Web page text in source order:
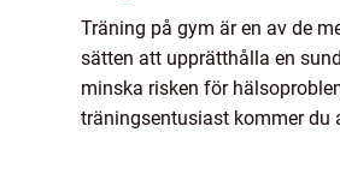
Träning på gym är en av de
sätten att upprätthålla en
minska risken för
träningsentusiast kommer du